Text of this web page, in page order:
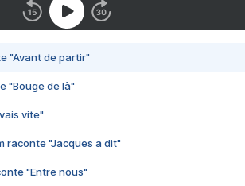
"Avant de partir"
"Bouge de là"
vite"
raconte "Jacques a dit"
"Entre nous"